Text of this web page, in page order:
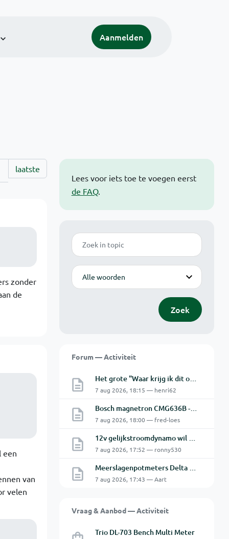
Aanmelden
Lees voor iets toe te voegen eerst
de FAQ.
Zoek
Modus
Zoek
Forum — Activiteit
Het grote "Waar krijg ik dit onderdeel" topic Deel 11
7 aug 2026, 18:15 — henri62
Bosch magnetron CMG636B - 2 De oven doet het niet goed.
7 aug 2026, 18:00 — fred-loes
12v gelijkstroomdynamo wil niet laden.
7 aug 2026, 17:52 — ronny530
Meerslagenpotmeters Delta SM45-70D
7 aug 2026, 17:43 — Aart
Vraag & Aanbod — Activiteit
Trio DL-703 Bench Multi Meter
laatste
zonder
de
een
van
velen